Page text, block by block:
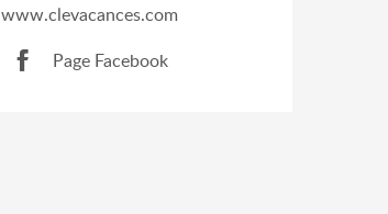
www.clevacances.com
Page Facebook